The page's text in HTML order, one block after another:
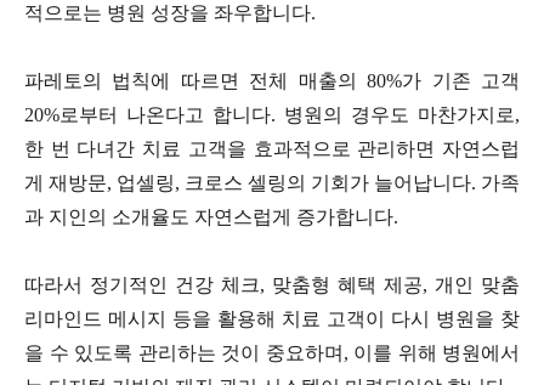
적으로는 병원 성장을 좌우합니다.
파레토의 법칙에 따르면 전체 매출의 80%가 기존 고객
20%로부터 나온다고 합니다. 병원의 경우도 마찬가지로,
한 번 다녀간 치료 고객을 효과적으로 관리하면 자연스럽
게 재방문, 업셀링, 크로스 셀링의 기회가 늘어납니다. 가족
과 지인의 소개율도 자연스럽게 증가합니다.
따라서 정기적인 건강 체크, 맞춤형 혜택 제공, 개인 맞춤
리마인드 메시지 등을 활용해 치료 고객이 다시 병원을 찾
을 수 있도록 관리하는 것이 중요하며, 이를 위해 병원에서